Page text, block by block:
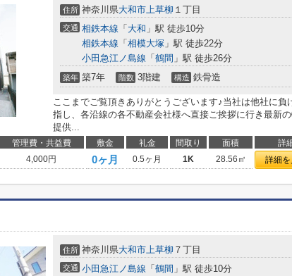
住所 神奈川県大和市上草柳 １丁目
交通 相鉄本線 「 大和 」駅 徒歩10分
相鉄本線 「 相模大塚 」駅 徒歩22分
小田急江ノ島線 「 鶴間 」駅 徒歩26分
築年 築7年 階数 3階建 構造 鉄骨造
ここまでご覧頂きありがとうございます♪当社は他社に負
指し、各沿線の各不動産会社様へ直接ご挨拶に行き最新
提供...
管理費・共益費 敷金 礼金 間取り 面積 詳
4,000円 0ヶ月 0.5ヶ月 1K 28.56㎡ 詳細を
住所 神奈川県大和市上草柳 ７丁目
交通 小田急江ノ島線 「 鶴間 」駅 徒歩10分